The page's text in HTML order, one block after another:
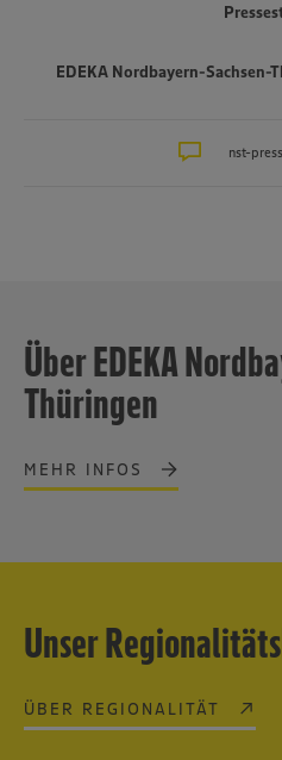
EDEKA Nordbayern-Sachsen-
nst-
Über EDEKA
Thüringen
MEHR INFOS
Unser
ÜBER REGIONALITÄT